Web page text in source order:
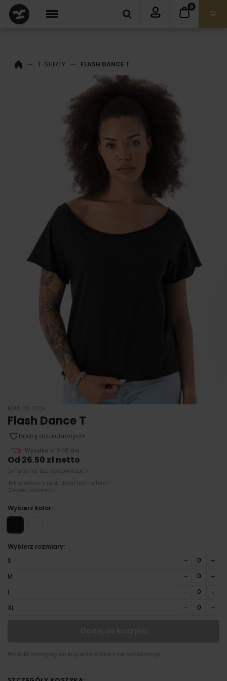
0
T-SHIRTY FLASH DANCE T
MANTIS P129
Flash Dance T
Dodaj do ulubionych!
Wysyłka w 3-10 dni
Od 26.50 zł netto
Cena za szt bez personalizacji
Jak zamówić z nadrukiem lub haftem? ›
Galeria realizacji ›
Wybierz kolor:
Wybierz rozmiary:
S
− +
M − +
L − +
XL − +
Produkt dostępny do kupienia online z personalizacją